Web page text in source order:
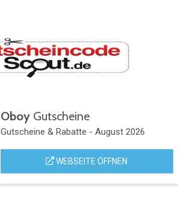
OboyGutscheine
Gutscheine & Rabatte - August 2026
WEBSEITE ÖFFNEN